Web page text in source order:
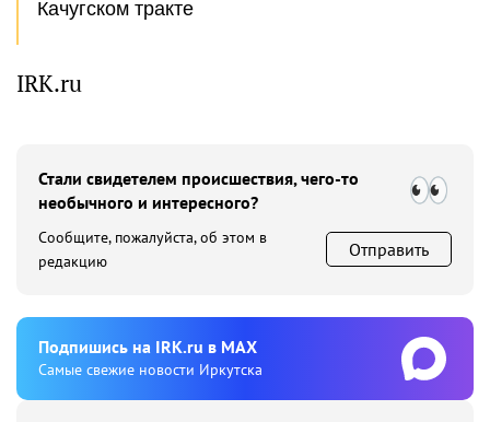
Качугском тракте
IRK.ru
Стали свидетелем происшествия, чего-то
необычного и интересного?
Сообщите, пожалуйста, об этом в
редакцию
Отправить
Подпишиcь на IRK.ru в MAX
Cамые свежие новости Иркутска